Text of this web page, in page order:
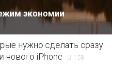
экономии
нужно сделать сразу
нового iPhone
158